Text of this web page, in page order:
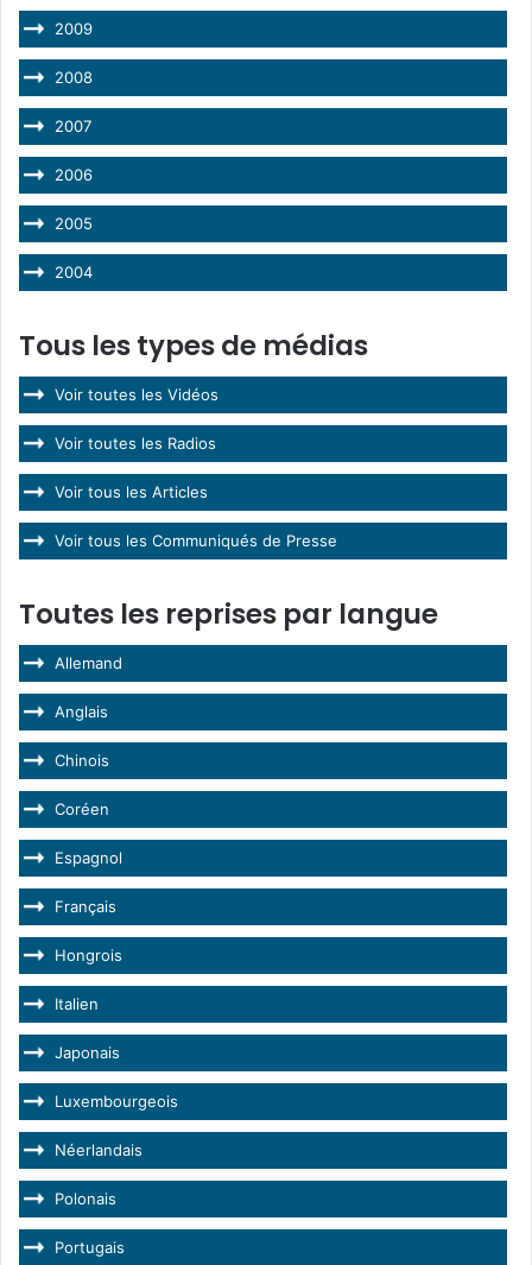
2009
2008
2007
2006
2005
2004
Tous les types de médias
Voir toutes les Vidéos
Voir toutes les Radios
Voir tous les Articles
Voir tous les Communiqués de Presse
Toutes les reprises par langue
Allemand
Anglais
Chinois
Coréen
Espagnol
Français
Hongrois
Italien
Japonais
Luxembourgeois
Néerlandais
Polonais
Portugais